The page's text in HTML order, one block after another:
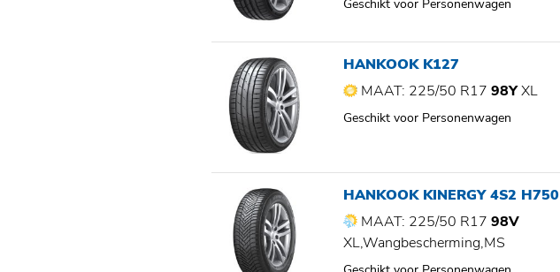
Geschikt voor Personenwagen
HANKOOK K127
MAAT: 225/50 R1798YXL
Geschikt voor Personenwagen
HANKOOK KINERGY 4S2 H750
MAAT: 225/50 R1798V
XL,Wangbescherming,MS